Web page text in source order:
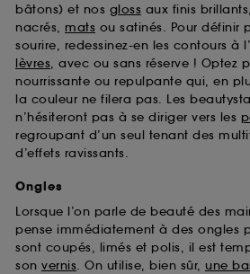
bâtons) et nos gloss aux finis
nacrés, mats ou satinés. Pour définir
sourire, redessinez-en les contours à
lèvres, avec ou sans réserve ! Optez
nourrissante ou repulpante qui, en
la couleur ne filera pas. Les
n’hésiteront pas à se diriger vers les
regroupant d’un seul tenant des
d’effets ravissants.
Ongles
Lorsque l’on parle de beauté des
pense immédiatement à des ongles
sont coupés, limés et polis, il est
son vernis. On utilise, bien sûr, une